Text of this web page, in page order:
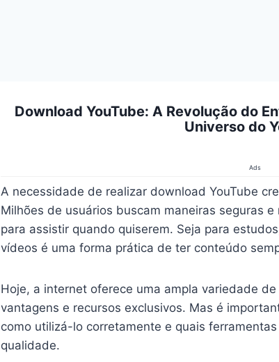
Download YouTube: A Revolução do
Universo do
Ads
A necessidade de realizar download YouTube
Milhões de usuários buscam maneiras seguras
para assistir quando quiserem. Seja para
vídeos é uma forma prática de ter conteúdo
Hoje, a internet oferece uma ampla variedade
vantagens e recursos exclusivos. Mas é
como utilizá-lo corretamente e quais
qualidade.